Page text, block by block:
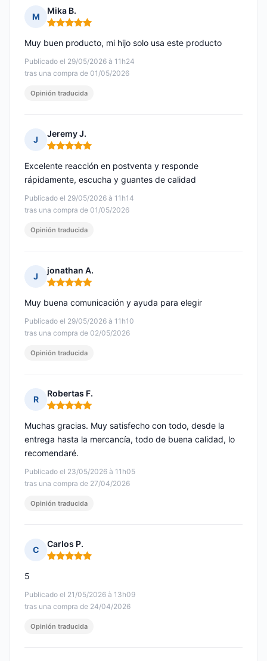
M
Mika B.
Nota: 5 de 5
Publicado el 29/05/2026 à 11h24
tras una compra de 01/05/2026
Muy buen producto, mi hijo solo usa este producto
Opinión traducida
J
Jeremy J.
Nota: 5 de 5
Publicado el 29/05/2026 à 11h14
tras una compra de 01/05/2026
Excelente reacción en postventa y responde
rápidamente, escucha y guantes de calidad
Opinión traducida
J
jonathan A.
Nota: 5 de 5
Publicado el 29/05/2026 à 11h10
tras una compra de 02/05/2026
Muy buena comunicación y ayuda para elegir
Opinión traducida
R
Robertas F.
Nota: 5 de 5
Publicado el 23/05/2026 à 11h05
tras una compra de 27/04/2026
Muchas gracias. Muy satisfecho con todo, desde la
entrega hasta la mercancía, todo de buena calidad, lo
recomendaré.
Opinión traducida
C
Carlos P.
Nota: 5 de 5
Publicado el 21/05/2026 à 13h09
tras una compra de 24/04/2026
5
Opinión traducida